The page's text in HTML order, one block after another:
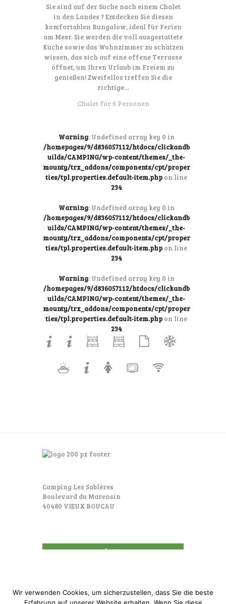
Sie sind auf der Suche nach einem Chalet
in den Landes ? Entdecken Sie diesen
komfortablen Bungalow, ideal für Ferien
am Meer. Sie werden die voll ausgestattete
Küche sowie das Wohnzimmer zu schätzen
wissen, das sich auf eine offene Terrasse
öffnet, um Ihren Urlaub im Freiem zu
genießen! Zweifellos treffen Sie die
richtige…
Chalet für 6 Personen
Warning: Undefined array key 0 in
/homepages/9/d836057112/htdocs/clickandb
uilds/CAMPING/wp-content/themes/_the-
mounty/trx_addons/components/cpt/proper
ties/tpl.properties.default-item.php on line
234
Warning: Undefined array key 0 in
/homepages/9/d836057112/htdocs/clickandb
uilds/CAMPING/wp-content/themes/_the-
mounty/trx_addons/components/cpt/proper
ties/tpl.properties.default-item.php on line
234
Warning: Undefined array key 0 in
/homepages/9/d836057112/htdocs/clickandb
uilds/CAMPING/wp-content/themes/_the-
mounty/trx_addons/components/cpt/proper
ties/tpl.properties.default-item.php on line
234
Camping Les Sablères
Boulevard du Marensin
40480 VIEUX BOUCAU
footer
Wir verwenden Cookies, um sicherzustellen, dass Sie die beste